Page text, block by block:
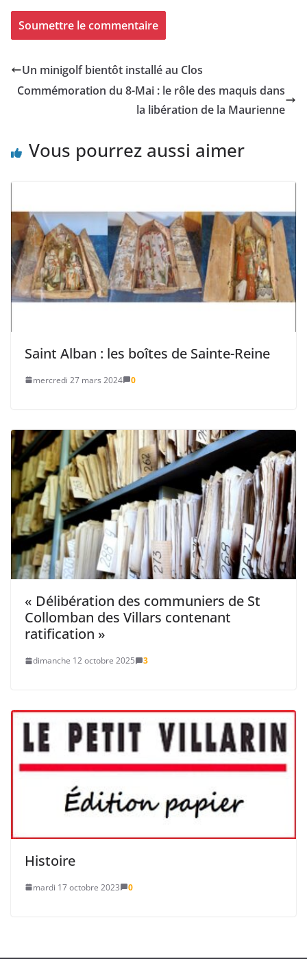
Un minigolf bientôt installé au Clos
Commémoration du 8-Mai : le rôle des maquis dans
la libération de la Maurienne
Vous pourrez aussi aimer
Saint Alban : les boîtes de Sainte-Reine
mercredi 27 mars 2024 0
« Délibération des communiers de St
Collomban des Villars contenant
ratification »
dimanche 12 octobre 2025 3
Histoire
mardi 17 octobre 2023 0